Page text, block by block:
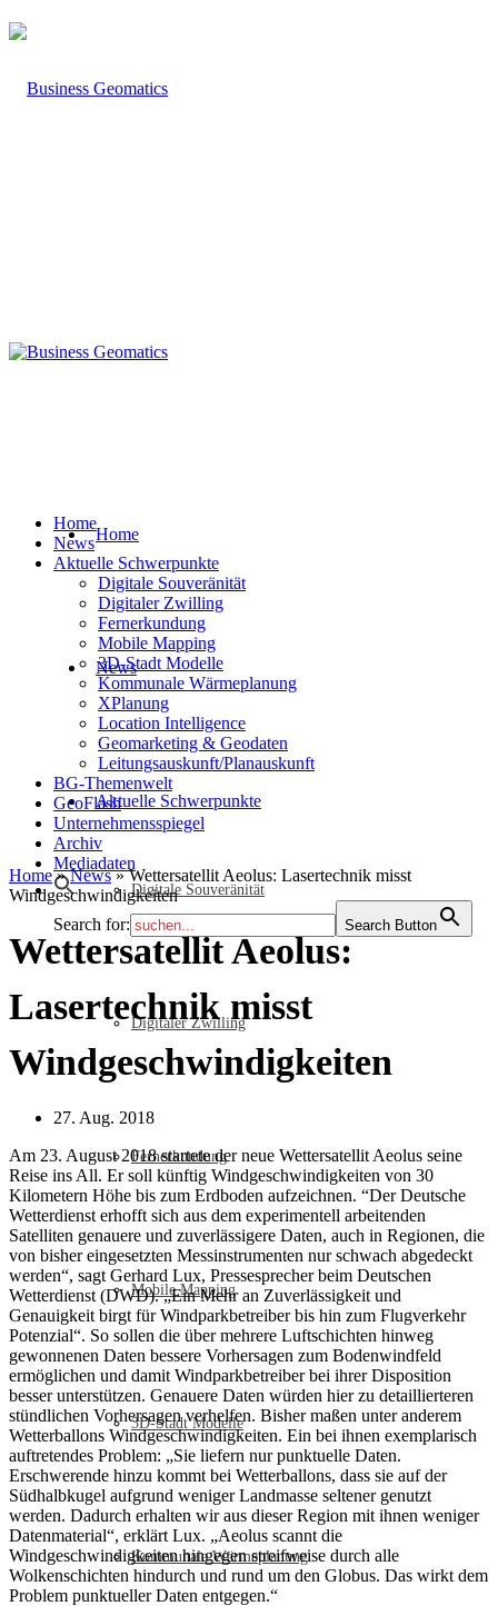
Home
News
Aktuelle Schwerpunkte
Digitale Souveränität
Digitaler Zwilling
Fernerkundung
Mobile Mapping
3D-Stadt Modelle
Kommunale Wärmeplanung
Home
News
Aktuelle Schwerpunkte
Digitale Souveränität
Digitaler Zwilling
Fernerkundung
Mobile Mapping
3D-Stadt Modelle
Kommunale Wärmeplanung
XPlanung
Location Intelligence
Geomarketing & Geodaten
Leitungsauskunft/Planauskunft
BG-Themenwelt
GeoFlash
Unternehmensspiegel
Archiv
Mediadaten
Search for: Search Button
Home»News»Wettersatellit Aeolus: Lasertechnik misst
Windgeschwindigkeiten
Wettersatellit Aeolus:
Lasertechnik misst
Windgeschwindigkeiten
27. Aug. 2018
Am 23. August 2018 startete der neue Wettersatellit Aeolus seine
Reise ins All. Er soll künftig Windgeschwindigkeiten von 30
Kilometern Höhe bis zum Erdboden aufzeichnen. “Der Deutsche
Wetterdienst erhofft sich aus dem experimentell arbeitenden
Satelliten genauere und zuverlässigere Daten, auch in Regionen, die
von bisher eingesetzten Messinstrumenten nur schwach abgedeckt
werden“, sagt Gerhard Lux, Pressesprecher beim Deutschen
Wetterdienst (DWD). „Ein Mehr an Zuverlässigkeit und
Genauigkeit birgt für Windparkbetreiber bis hin zum Flugverkehr
Potenzial“. So sollen die über mehrere Luftschichten hinweg
gewonnenen Daten bessere Vorhersagen zum Bodenwindfeld
ermöglichen und damit Windparkbetreiber bei ihrer Disposition
besser unterstützen. Genauere Daten würden hier zu detaillierteren
stündlichen Vorhersagen verhelfen. Bisher maßen unter anderem
Wetterballons Windgeschwindigkeiten. Ein bei ihnen exemplarisch
auftretendes Problem: „Sie liefern nur punktuelle Daten.
Erschwerende hinzu kommt bei Wetterballons, dass sie auf der
Südhalbkugel aufgrund weniger Landmasse seltener genutzt
werden. Dadurch erhalten wir aus dieser Region mit ihnen weniger
Datenmaterial“, erklärt Lux. „Aeolus scannt die
Windgeschwindigkeiten hingegen streifweise durch alle
Wolkenschichten hindurch und rund um den Globus. Das wirkt dem
Problem punktueller Daten entgegen.“